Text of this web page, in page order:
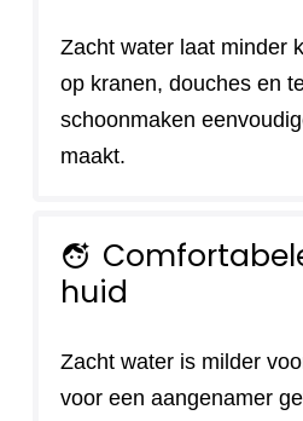
Zacht water laat minder
op kranen, douches en
schoonmaken
maakt.
face_retouching_natural
huid
Zacht water is milder
voor een aangenamer